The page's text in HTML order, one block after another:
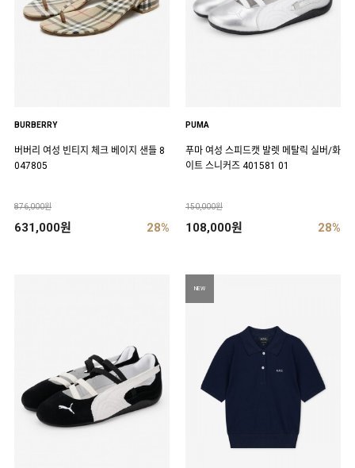
BURBERRY
버버리 여성 빈티지 체크 베이지 샌들 8
047805
876,000원
631,000원 28%
PUMA
푸마 여성 스피드캣 발렛 메탈릭 실버/화
이트 스니커즈 401581 01
150,000원
108,000원 28%
NEW